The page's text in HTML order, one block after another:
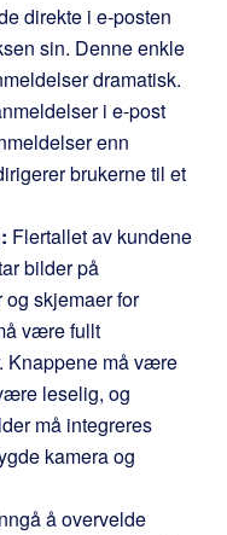
direkte i e-posten
sin. Denne enkle
dramatisk.
i e-post
enn
brukerne til et
Flertallet av kundene
bilder på
skjemaer for
være fullt
Knappene må være
leselig, og
må integreres
kamera og
å overvelde